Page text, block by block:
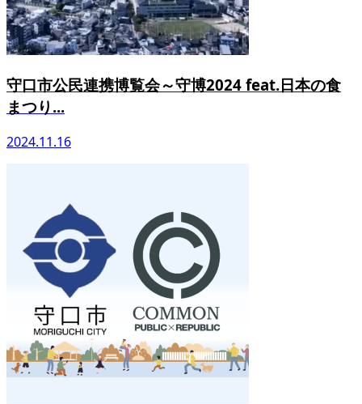
守口市公民連携博覧会～守博2024 feat.日本の食
まつり...
2024.11.16